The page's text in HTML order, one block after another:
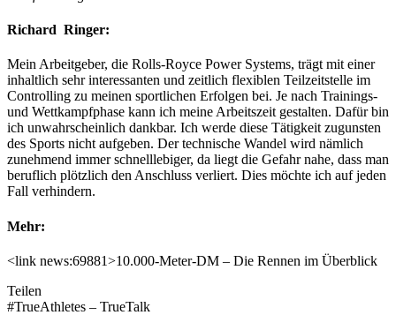
Richard Ringer:
Mein Arbeitgeber, die Rolls-Royce Power Systems, trägt mit einer
inhaltlich sehr interessanten und zeitlich flexiblen Teilzeitstelle im
Controlling zu meinen sportlichen Erfolgen bei. Je nach Trainings-
und Wettkampfphase kann ich meine Arbeitszeit gestalten. Dafür bin
ich unwahrscheinlich dankbar. Ich werde diese Tätigkeit zugunsten
des Sports nicht aufgeben. Der technische Wandel wird nämlich
zunehmend immer schnelllebiger, da liegt die Gefahr nahe, dass man
beruflich plötzlich den Anschluss verliert. Dies möchte ich auf jeden
Fall verhindern.
Mehr:
<link news:69881>10.000-Meter-DM – Die Rennen im Überblick
Teilen
#TrueAthletes – TrueTalk